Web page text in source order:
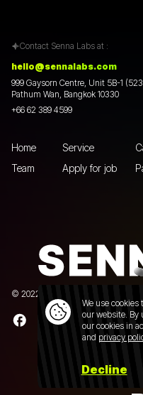
We use cookies
our website. By
our cookies in
and privacy
Decline
Contact Senna Labs at :
hello@sennalabs.com
999 Gaysorn Centre, Unit 5B-1
Pathum Wan, Bangkok 10330
+66 62 389 4599
Home Service
Team
Apply for job
© 2022 Senna Labs Co., Ltd.All